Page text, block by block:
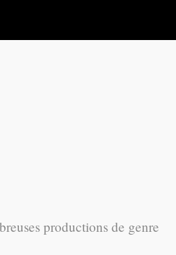
productions de genre